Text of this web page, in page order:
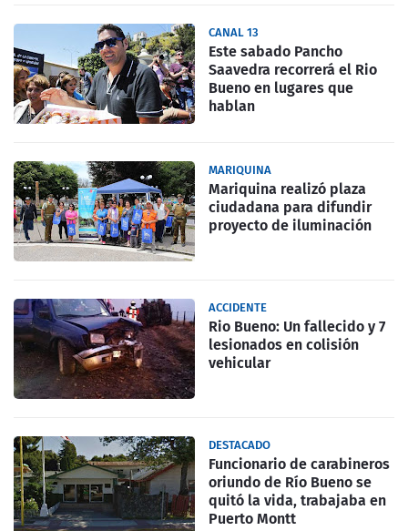
CANAL 13
Este sabado Pancho
Saavedra recorrerá el Rio
Bueno en lugares que
hablan
MARIQUINA
Mariquina realizó plaza
ciudadana para difundir
proyecto de iluminación
ACCIDENTE
Rio Bueno: Un fallecido y 7
lesionados en colisión
vehicular
DESTACADO
Funcionario de carabineros
oriundo de Río Bueno se
quitó la vida, trabajaba en
Puerto Montt